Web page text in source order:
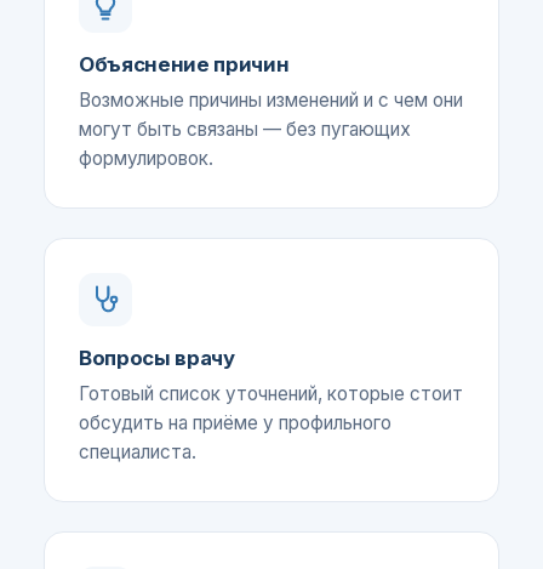
Объяснение причин
Возможные причины изменений и с чем они
могут быть связаны — без пугающих
формулировок.
Вопросы врачу
Готовый список уточнений, которые стоит
обсудить на приёме у профильного
специалиста.